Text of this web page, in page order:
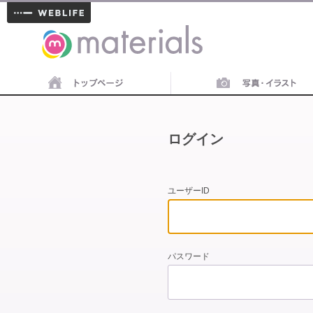
materials
ログイン
ユーザーID
パスワード